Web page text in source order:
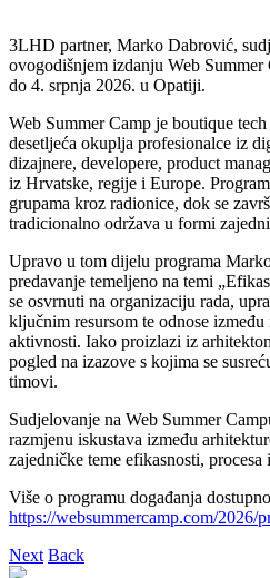
3LHD partner, Marko Dabrović,
ovogodišnjem izdanju Web Summer
do 4. srpnja 2026. u Opatiji.
Web Summer Camp je boutique
desetljeća okuplja profesionalce iz
dizajnere, developere, product
iz Hrvatske, regije i Europe.
grupama kroz radionice, dok se
tradicionalno održava u formi
Upravo u tom dijelu programa
predavanje temeljeno na temi
se osvrnuti na organizaciju rada,
ključnim resursom te odnose
aktivnosti. Iako proizlazi iz
pogled na izazove s kojima se
timovi.
Sudjelovanje na Web Summer
razmjenu iskustava između
zajedničke teme efikasnosti, procesa
Više o programu događanja
https://websummercamp.com/2026/
Next Back